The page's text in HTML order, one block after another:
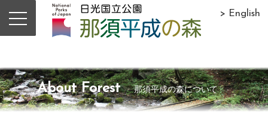
> English
About Forest 那須平成の森について